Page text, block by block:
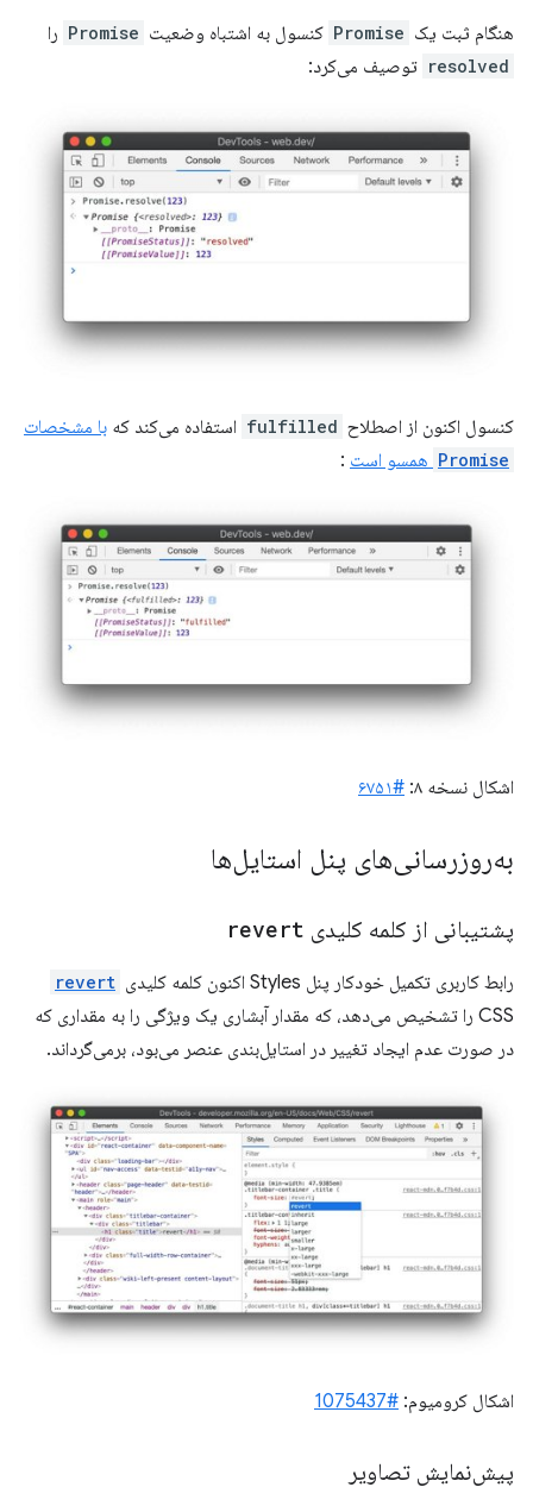
هنگام ثبت یک Promise کنسول به اشتباه وضعیت Promise را
resolved توصیف می‌کرد:
کنسول اکنون از اصطلاح fulfilled استفاده می‌کند که با مشخصات
Promise همسو است :
اشکال نسخه ۸: #۶۷۵۱
به‌روزرسانی‌های پنل استایل‌ها
پشتیبانی از کلمه کلیدی revert
رابط کاربری تکمیل خودکار پنل Styles اکنون کلمه کلیدی revert
CSS را تشخیص می‌دهد، که مقدار آبشاری یک ویژگی را به مقداری که
در صورت عدم ایجاد تغییر در استایل‌بندی عنصر می‌بود، برمی‌گرداند.
اشکال کرومیوم: #1075437
پیش‌نمایش تصاویر